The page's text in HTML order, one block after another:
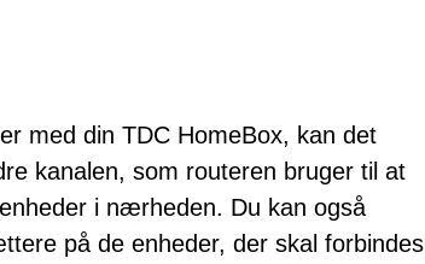
med din TDC HomeBox, kan det
kanalen, som routeren bruger til at
i nærheden. Du kan også
på de enheder, der skal forbindes